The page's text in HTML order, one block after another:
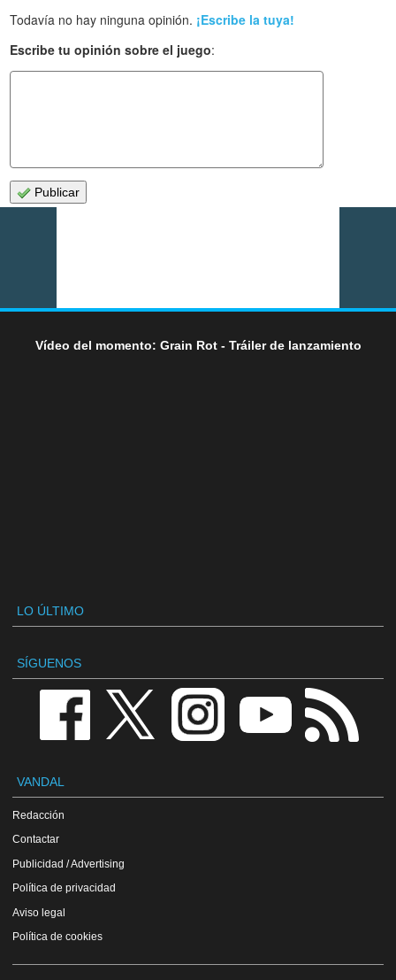
Todavía no hay ninguna opinión. ¡Escribe la tuya!
Escribe tu opinión sobre el juego:
Publicar
Vídeo del momento: Grain Rot - Tráiler de lanzamiento
LO ÚLTIMO
SÍGUENOS
VANDAL
Redacción
Contactar
Publicidad / Advertising
Política de privacidad
Aviso legal
Política de cookies